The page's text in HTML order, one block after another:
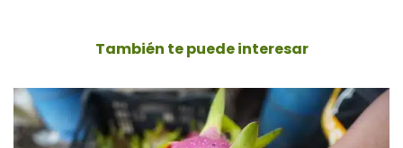
También te puedeinteresar